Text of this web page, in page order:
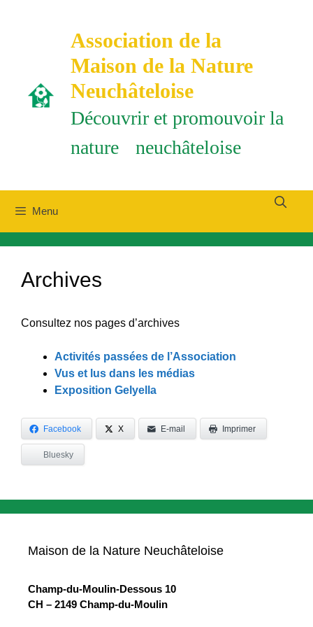
Association de la
Maison de la Nature
Neuchâteloise
Découvrir et promouvoir la
nature neuchâteloise
Menu
Archives
Consultez nos pages d’archives
Activités passées de l’Association
Vus et lus dans les médias
Exposition Gelyella
Facebook X E-mail Imprimer
Bluesky
Maison de la Nature Neuchâteloise
Champ-du-Moulin-Dessous 10
CH – 2149 Champ-du-Moulin